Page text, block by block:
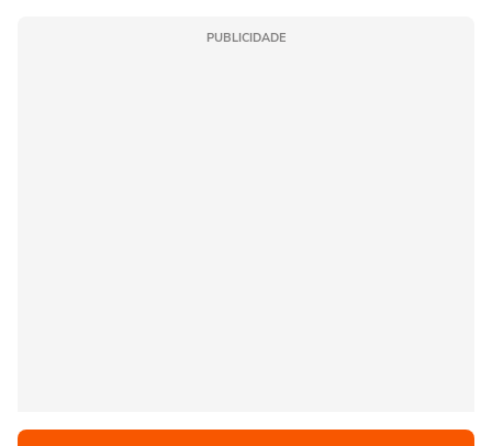
PUBLICIDADE